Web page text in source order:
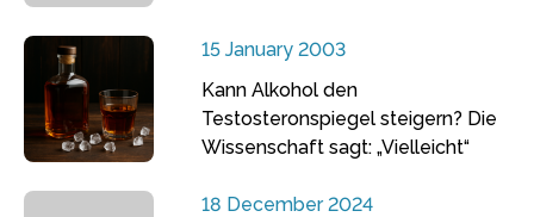
15 January 2003
Kann Alkohol den
Testosteronspiegel steigern? Die
Wissenschaft sagt: „Vielleicht“
18 December 2024